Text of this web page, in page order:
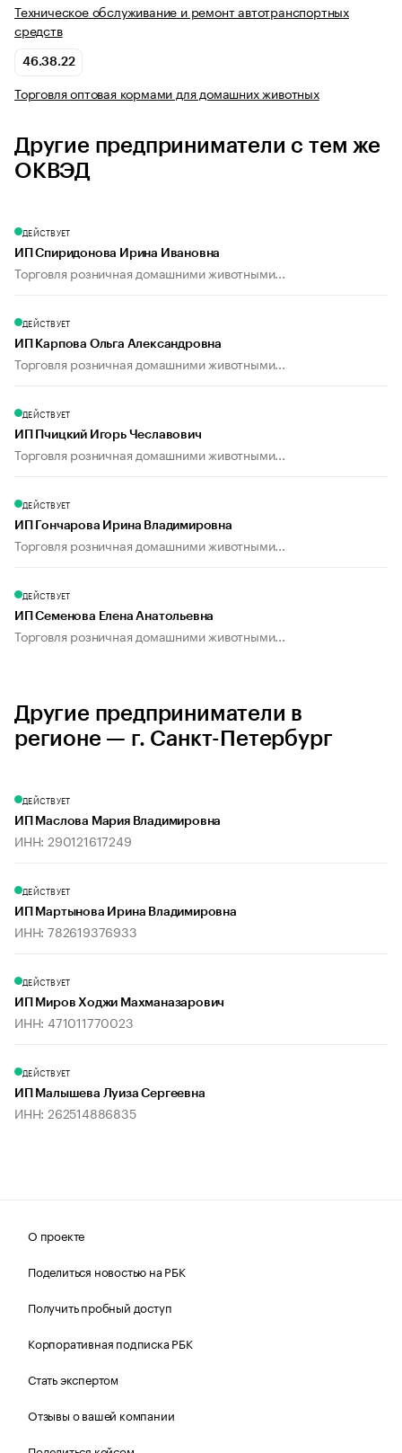
Техническое обслуживание и ремонт автотранспортных
средств
46.38.22
Торговля оптовая кормами для домашних животных
Другие предприниматели с тем же
ОКВЭД
ДЕЙСТВУЕТ
ИП Спиридонова Ирина Ивановна
Торговля розничная домашними животными...
ДЕЙСТВУЕТ
ИП Карпова Ольга Александровна
Торговля розничная домашними животными...
ДЕЙСТВУЕТ
ИП Пчицкий Игорь Чеславович
Торговля розничная домашними животными...
ДЕЙСТВУЕТ
ИП Гончарова Ирина Владимировна
Торговля розничная домашними животными...
ДЕЙСТВУЕТ
ИП Семенова Елена Анатольевна
Торговля розничная домашними животными...
Другие предприниматели в
регионе — г. Санкт-Петербург
ДЕЙСТВУЕТ
ИП Маслова Мария Владимировна
ИНН: 290121617249
ДЕЙСТВУЕТ
ИП Мартынова Ирина Владимировна
ИНН: 782619376933
ДЕЙСТВУЕТ
ИП Миров Ходжи Махманазарович
ИНН: 471011770023
ДЕЙСТВУЕТ
ИП Малышева Луиза Сергеевна
ИНН: 262514886835
О проекте
Поделиться новостью на РБК
Получить пробный доступ
Корпоративная подписка РБК
Стать экспертом
Отзывы о вашей компании